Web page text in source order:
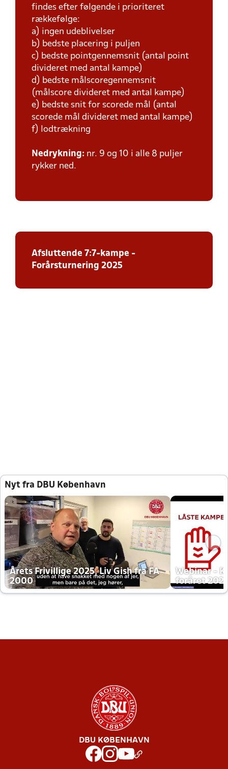
findes efter følgende i prioriteret
rækkefølge:
a) ingen udeblivelser
b) bedste placering i puljen
c) bedste pointgennemsnit (antal point
divideret med antal kampe)
d) bedste målscoregennemsnit
(målscore divideret med antal kampe)
e) bedste snit for scorede mål (antal
scorede mål divideret med antal kampe)
f) lodtrækning
Nedrykning: nr. 9 og 10 i alle 8 puljer
rykker ned.
Afsluttende 7:7-kampe -
Forårsturnering 2025
Nyt fra DBU København
Årets Frivillige 2025, Liv Gish fra FA
2000
Webinar -
foråret
DBU KØBENHAVN